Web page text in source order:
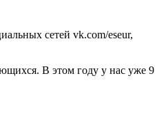
сетей vk.com/eseur,
В этом году у нас уже 9